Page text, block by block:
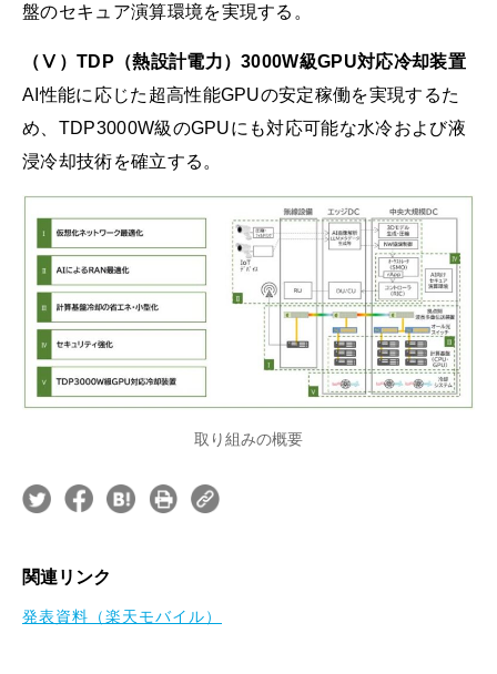
盤のセキュア演算環境を実現する。
（Ⅴ）TDP（熱設計電力）3000W級GPU対応冷却装置
AI性能に応じた超高性能GPUの安定稼働を実現するた
め、TDP3000W級のGPUにも対応可能な水冷および液
浸冷却技術を確立する。
取り組みの概要
関連リンク
発表資料（楽天モバイル）